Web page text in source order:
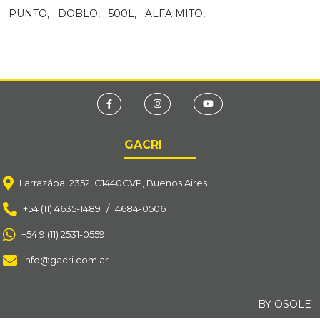
PUNTO,
DOBLO, 500L, ALFA MITO,
GACRI
Larrazábal 2352, C1440CVP, Buenos Aires
+54 (11) 4635-1489 / 4684-0506
+54 9 (11) 2531-0559
info@gacri.com.ar
BY OSOLE